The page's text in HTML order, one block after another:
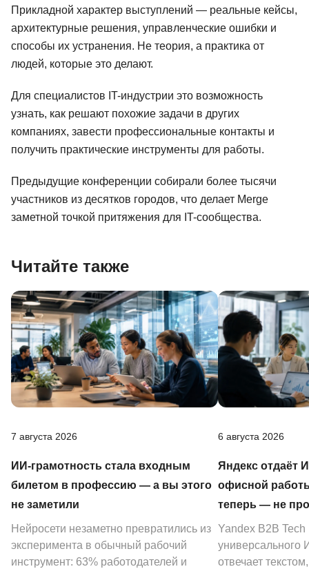
Прикладной характер выступлений — реальные кейсы,
архитектурные решения, управленческие ошибки и
способы их устранения. Не теория, а практика от
людей, которые это делают.
Для специалистов IT-индустрии это возможность
узнать, как решают похожие задачи в других
компаниях, завести профессиональные контакты и
получить практические инструменты для работы.
Предыдущие конференции собирали более тысячи
участников из десятков городов, что делает Merge
заметной точкой притяжения для IT-сообщества.
Читайте также
7 августа 2026
ИИ-грамотность стала входным
билетом в профессию — а вы этого
не заметили
Нейросети незаметно превратились из
эксперимента в обычный рабочий
инструмент: 63% работодателей и
6 августа 2026
Яндекс отдаёт
офисной
теперь — не
Yandex B2B Tech
универсального
отвечает